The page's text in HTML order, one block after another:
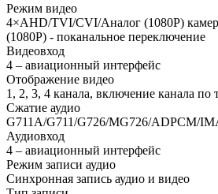
Режим видео
4×AHD/TVI/CVI/Аналог (1080P)
(1080Р) - поканальное переключение
Видеовход
4 – авиационный интерфейс
Отображение видео
1, 2, 3, 4 канала, включение канала по
Сжатие аудио
G711A/G711/G726/MG726/ADPCM/
Аудиовход
4 – авиационный интерфейс
Режим записи аудио
Синхронная запись аудио и видео